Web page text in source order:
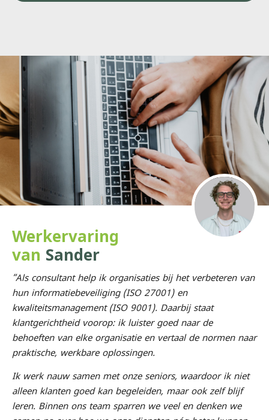
Werkervaring
van Sander
“Als consultant help ik organisaties bij het verbeteren van
hun informatiebeveiliging (ISO 27001) en
kwaliteitsmanagement (ISO 9001). Daarbij staat
klantgerichtheid voorop: ik luister goed naar de
behoeften van elke organisatie en vertaal de normen naar
praktische, werkbare oplossingen.
Ik werk nauw samen met onze seniors, waardoor ik niet
alleen klanten goed kan begeleiden, maar ook zelf blijf
leren. Binnen ons team sparren we veel en denken we